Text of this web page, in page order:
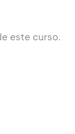
este curso.